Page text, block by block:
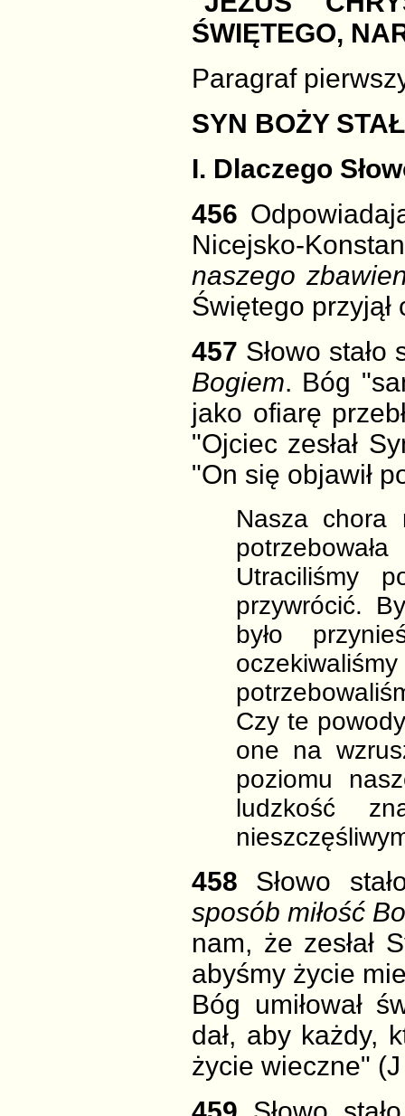
ŚWIĘTEGO,
Paragraf
SYN BOŻY
I. Dlaczego
456
Nicejsko-
naszego
Świętego przyjął
457 Słowo stało
Bogiem. Bóg
jako ofiarę
"Ojciec zesłał
"On się objawił
Nasza chora
Utraciliśmy
przywrócić.
było
Czy te
one na
poziomu
ludzkość
458 Słowo
sposób miłość
nam, że zesłał
abyśmy życie
Bóg umiłował
dał, aby każdy,
życie wieczne"